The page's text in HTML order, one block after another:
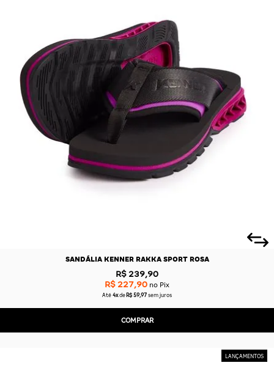
SANDÁLIA KENNER RAKKA SPORT ROSA
R$ 239,90
R$ 227,90 no Pix
Até 4x de R$ 59,97 sem juros
COMPRAR